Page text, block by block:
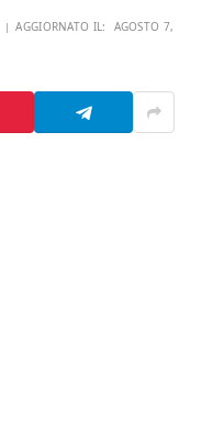
AGGIORNATO IL: AGOSTO 7,